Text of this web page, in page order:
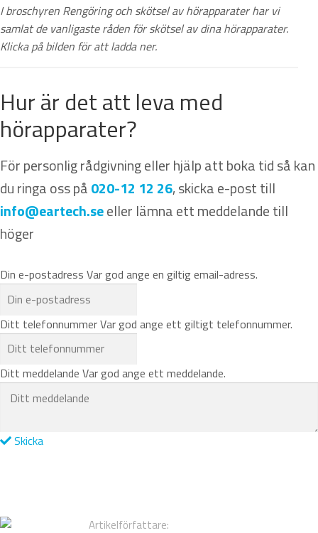
I broschyren Rengöring och skötsel av hörapparater har vi
samlat de vanligaste råden för skötsel av dina hörapparater.
Klicka på bilden för att ladda ner.
Hur är det att leva med
hörapparater?
För personlig rådgivning eller hjälp att boka tid så kan
du ringa oss på020-12 12 26, skicka e-post till
info@eartech.seeller lämna ett meddelande till
höger
Din e-postadress Var god ange en giltig email-adress.
Ditt telefonnummerVar god ange ett giltigt telefonnummer.
Ditt meddelande Var god ange ett meddelande.
Skicka